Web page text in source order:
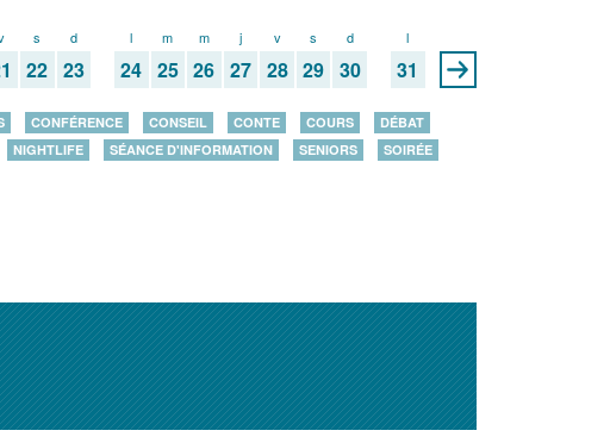
s
22
d
23
l
24
m
25
m
26
j
27
v
28
s
29
d
30
l
31
CONFÉRENCE CONSEIL CONTE COURS
DÉBAT
NIGHTLIFE SÉANCE D'INFORMATION SENIORS
SOIRÉE